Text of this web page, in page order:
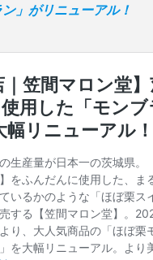
」がリニューアル！